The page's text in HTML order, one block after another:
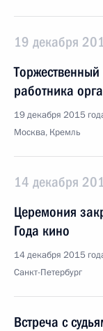
19 декабря
работника
19 декабря 2015
Москва, Кремль
14 декабря
Церемония
Года кино
14 декабря 2015
Санкт-Петербург
Встреча с